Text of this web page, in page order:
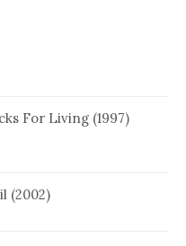
For Living (1997)
(2002)